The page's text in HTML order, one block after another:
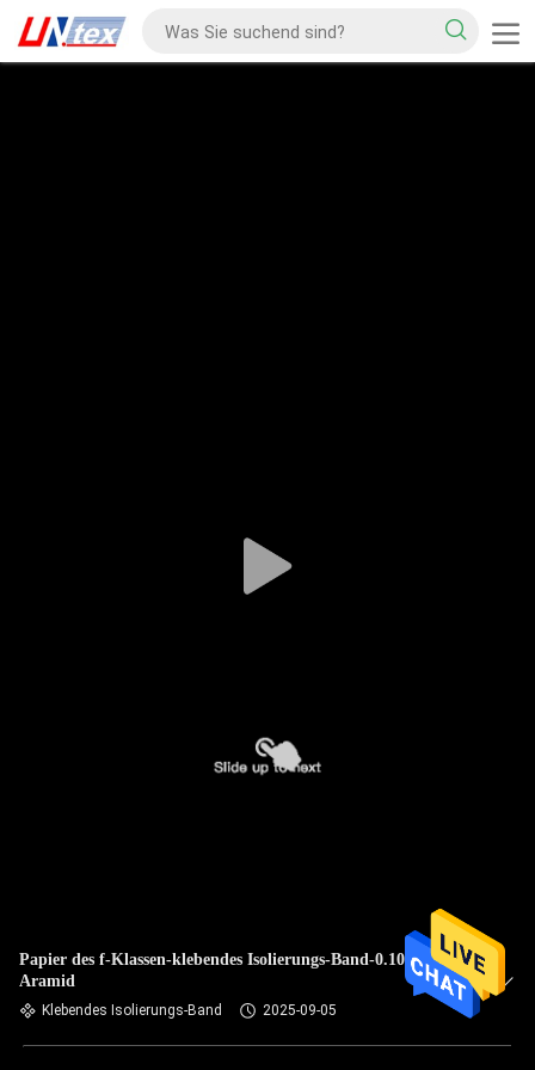
Papier des f-Klassen-klebendes Isolierungs-Band-0.10mm
Aramid
Klebendes Isolierungs-Band 2025-09-05